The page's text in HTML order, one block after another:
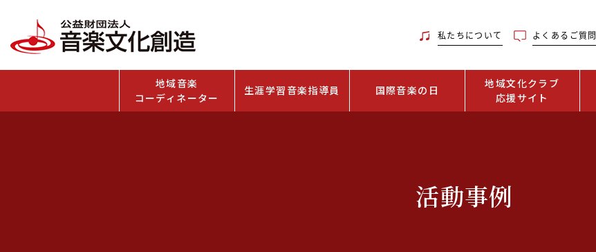
私たちについて よくあるご質問
地域音楽
コーディネーター
生涯学習音楽指導員 国際音楽の日
地域文化クラブ
応援サイト
活動事例